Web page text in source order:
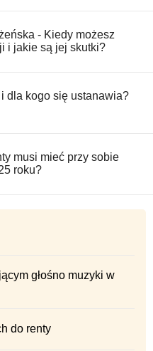
- Kiedy możesz
i jakie są jej skutki?
dla kogo się ustanawia?
musi mieć przy sobie
roku?
głośno muzyki w
do renty